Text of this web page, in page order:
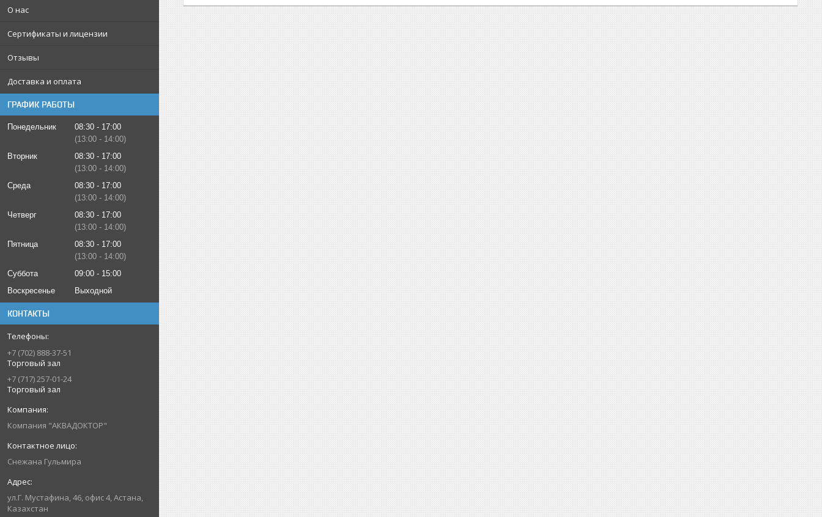
О нас
Сертификаты и лицензии
Отзывы
Доставка и оплата
ГРАФИК РАБОТЫ
Понедельник 08:30
17:00
13:00
14:00
Вторник
08:30
17:00
13:00
14:00
Среда
08:30
17:00
13:00
14:00
Четверг
08:30
17:00
13:00
14:00
Пятница
08:30
17:00
13:00
14:00
Суббота
09:00
15:00
Воскресенье
Выходной
КОНТАКТЫ
+7 (702) 888-37-51
Торговый зал
+7 (717) 257-01-24
Торговый зал
Компания "АКВАДОКТОР"
Снежана Гульмира
ул.Г. Мустафина, 46, офис 4, Астана,
Казахстан